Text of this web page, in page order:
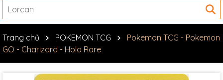
Trang chủ POKEMON TCG
Pokemon TCG - Pokemon
GO - Charizard - Holo Rare